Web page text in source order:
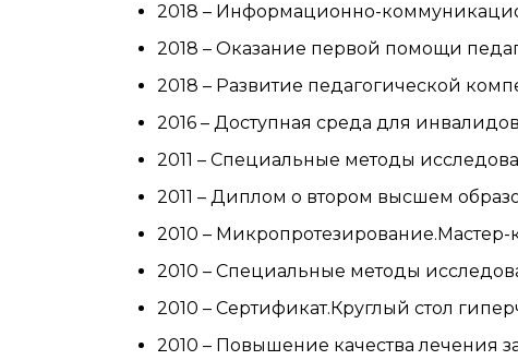
2018 – Информационно-
2018 – Оказание первой помощи
2018 – Развитие педагогической
2016 – Доступная среда для
2011 – Специальные методы
2011 – Диплом о втором высшем
2010 –
2010 – Специальные методы
2010 – Сертификат.Круглый стол
2010 – Повышение качества лечения